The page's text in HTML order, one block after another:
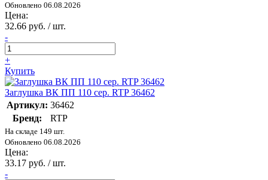
Обновлено 06.08.2026
Цена:
32.66 руб. / шт.
-
+
Купить
Заглушка ВК ПП 110 сер. RTP 36462
Артикул: 36462
Бренд:
RTP
На складе 149 шт.
Обновлено 06.08.2026
Цена:
33.17 руб. / шт.
-